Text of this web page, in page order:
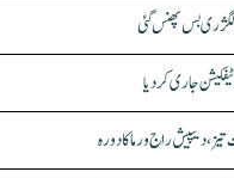
لگژری بس پھنس گئی
دیپیش راج ورما کا دورہ